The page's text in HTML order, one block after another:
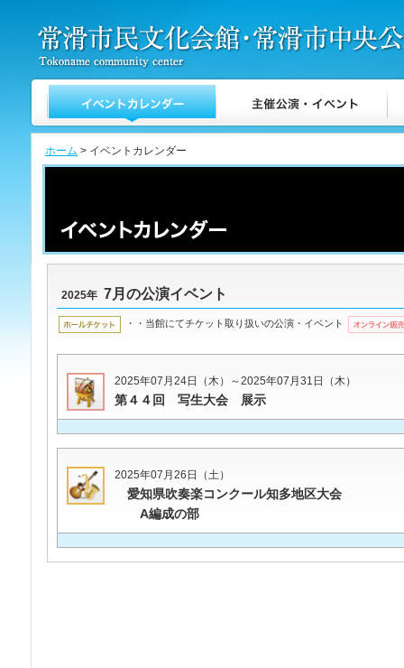
ホーム > イベントカレンダー
2025年 7月の公演イベント
・・当館にてチケット取り扱いの公演・イベント
2025年07月24日（木）～2025年07月31日（木）
第４４回 写生大会 展示
2025年07月26日（土）
愛知県吹奏楽コンクール知多地区大会
A編成の部